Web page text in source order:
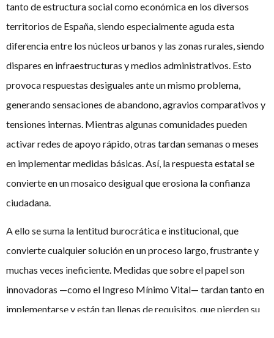
tanto de estructura social como económica en los diversos
territorios de España, siendo especialmente aguda esta
diferencia entre los núcleos urbanos y las zonas rurales, siendo
dispares en infraestructuras y medios administrativos. Esto
provoca respuestas desiguales ante un mismo problema,
generando sensaciones de abandono, agravios comparativos y
tensiones internas. Mientras algunas comunidades pueden
activar redes de apoyo rápido, otras tardan semanas o meses
en implementar medidas básicas. Así, la respuesta estatal se
convierte en un mosaico desigual que erosiona la confianza
ciudadana.
A ello se suma la lentitud burocrática e institucional, que
convierte cualquier solución en un proceso largo, frustrante y
muchas veces ineficiente. Medidas que sobre el papel son
innovadoras —como el Ingreso Mínimo Vital— tardan tanto en
implementarse y están tan llenas de requisitos, que pierden su